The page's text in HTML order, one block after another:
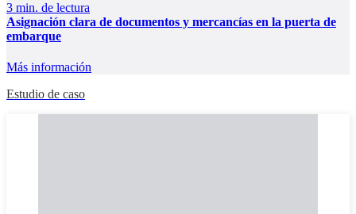
3 min. de lectura
Asignación clara de documentos y mercancías en la puerta de
embarque
Más información
Estudio de caso